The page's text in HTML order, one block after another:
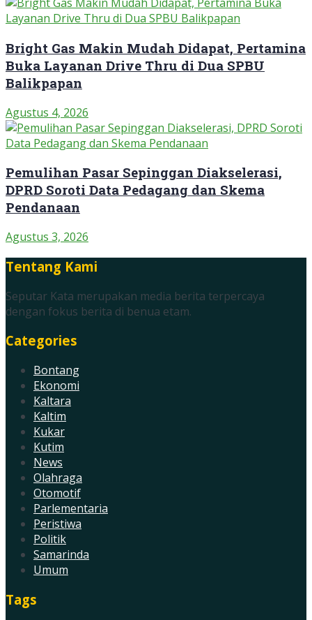
Bright Gas Makin Mudah Didapat, Pertamina
Buka Layanan Drive Thru di Dua SPBU
Balikpapan
Agustus 4, 2026
Pemulihan Pasar Sepinggan Diakselerasi,
DPRD Soroti Data Pedagang dan Skema
Pendanaan
Agustus 3, 2026
Tentang Kami
Seputar Kata merupakan media berita terpercaya
dengan fokus berita di benua etam.
Categories
Bontang
Ekonomi
Kaltara
Kaltim
Kukar
Kutim
News
Olahraga
Otomotif
Parlementaria
Peristiwa
Politik
Samarinda
Umum
Tags